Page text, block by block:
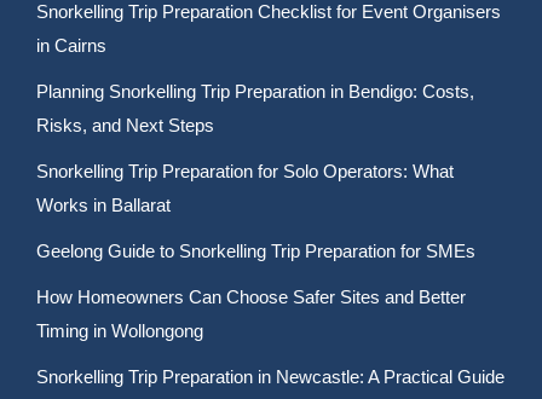
Snorkelling Trip Preparation Checklist for Event Organisers
in Cairns
Planning Snorkelling Trip Preparation in Bendigo: Costs,
Risks, and Next Steps
Snorkelling Trip Preparation for Solo Operators: What
Works in Ballarat
Geelong Guide to Snorkelling Trip Preparation for SMEs
How Homeowners Can Choose Safer Sites and Better
Timing in Wollongong
Snorkelling Trip Preparation in Newcastle: A Practical Guide